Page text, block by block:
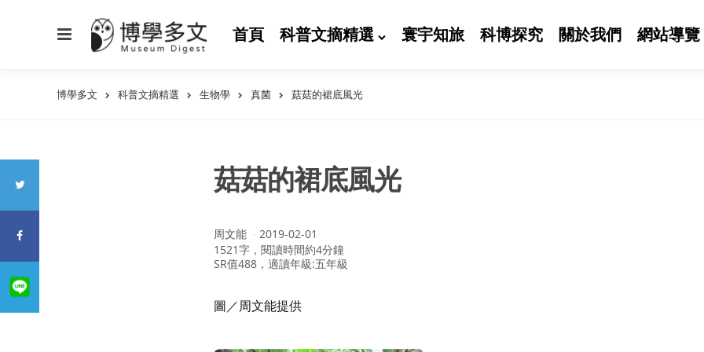
首頁 科普文摘精選 寰宇知旅 科博探究 關於我們 網站導覽
博學多文 科普文摘精選 生物學 真菌 菇菇的裙底風光
菇菇的裙底風光
作
者：
周文能
2019-02-01
1521字，閱讀時間約4分鐘
SR值488，適讀年級:五年級
圖／周文能提供